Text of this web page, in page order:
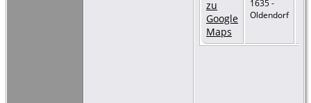
1635 -
Oldendorf